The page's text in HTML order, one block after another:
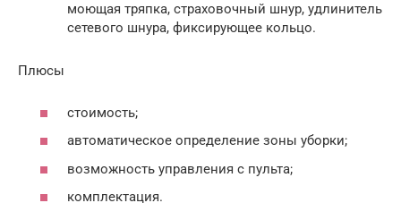
моющая тряпка, страховочный шнур, удлинитель
сетевого шнура, фиксирующее кольцо.
Плюсы
стоимость;
автоматическое определение зоны уборки;
возможность управления с пульта;
комплектация.